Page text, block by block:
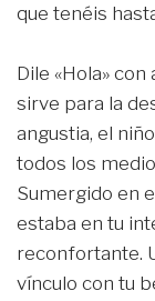
que tenéis
Dile «Hola»
sirve para la
angustia, el
todos los
Sumergido en
estaba en tu
reconfortante.
vínculo con tu